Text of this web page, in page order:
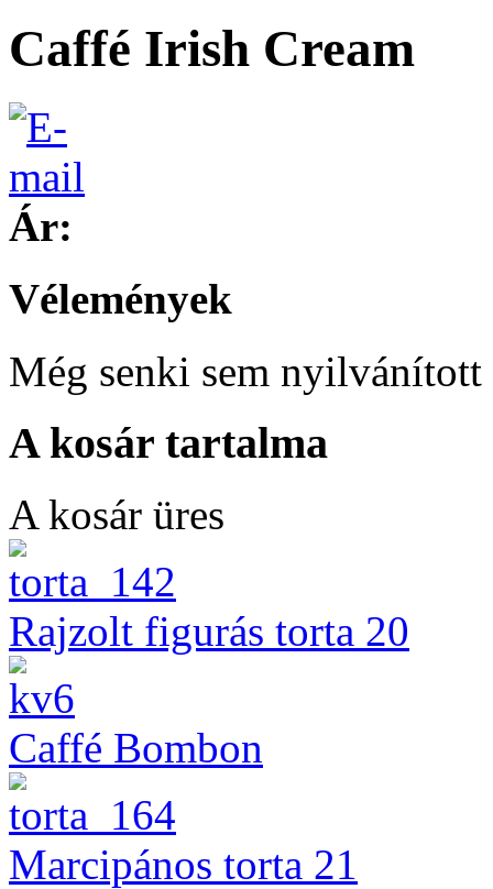
Caffé Irish Cream
Ár:
Vélemények
Még senki sem
A kosár tartalma
A kosár üres
Rajzolt figurás torta 20
Caffé Bombon
Marcipános torta 21